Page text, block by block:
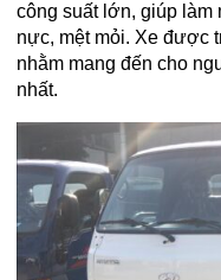
công suất lớn, giúp làm
nực, mệt mỏi. Xe được
nhằm mang đến cho
nhất.